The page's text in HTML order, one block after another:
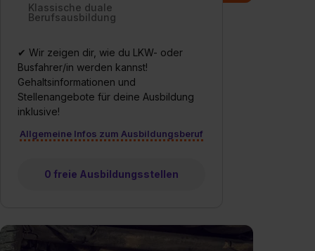
Klassische duale
Berufsausbildung
✔ Wir zeigen dir, wie du LKW- oder
Busfahrer/in werden kannst!
Gehaltsinformationen und
Stellenangebote für deine Ausbildung
inklusive!
Allgemeine Infos zum Ausbildungsberuf
0 freie Ausbildungsstellen